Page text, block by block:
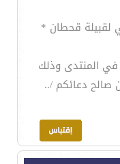
لقبيلة قحطان *
المنتدى وذلك
صالح دعائكم /..